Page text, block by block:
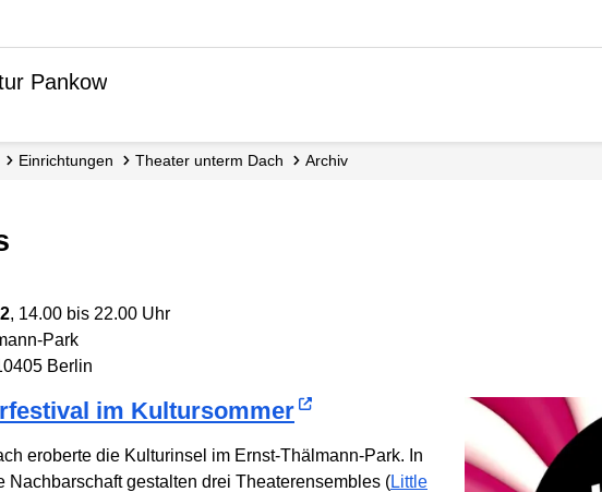
Pankow
Einrichtungen Theater unterm Dach Archiv
, 14.00 bis 22.00 Uhr
Park
Berlin
im Kultur­sommer
eroberte die Kulturinsel im Ernst-Thälmann-Park. In
Nach­barschaft gestalten drei Theater­ensembles (Little